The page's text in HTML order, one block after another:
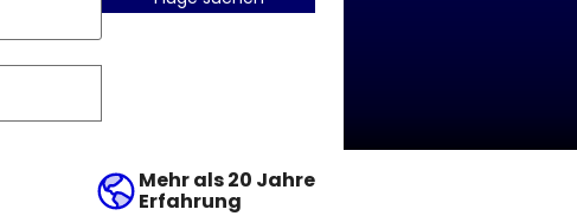
Mehr als 20 Jahre
Erfahrung